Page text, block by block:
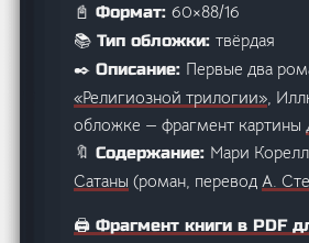
📓 Формат:60×88/16
📚 Тип обложки:твёрдая
✒️ Описание: Первые два
«Религиозной трилогии»,
обложке — фрагмент картины
🔖 Содержание: Мари
Сатаны (роман, переводА.
🖨️ Фрагмент книги в PDF